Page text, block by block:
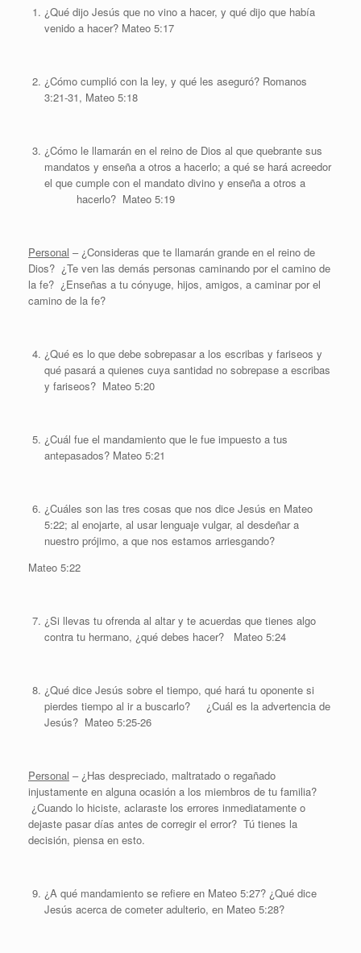
¿Qué dijo Jesús que no vino a hacer, y qué dijo que había
venido a hacer? Mateo 5:17
¿Cómo cumplió con la ley, y qué les aseguró? Romanos
3:21-31, Mateo 5:18
¿Cómo le llamarán en el reino de Dios al que quebrante sus
mandatos y enseña a otros a hacerlo; a qué se hará acreedor
el que cumple con el mandato divino y enseña a otros a
hacerlo? Mateo 5:19
Personal – ¿Consideras que te llamarán grande en el reino de
Dios? ¿Te ven las demás personas caminando por el camino de
la fe? ¿Enseñas a tu cónyuge, hijos, amigos, a caminar por el
camino de la fe?
¿Qué es lo que debe sobrepasar a los escribas y fariseos y
qué pasará a quienes cuya santidad no sobrepase a escribas
y fariseos? Mateo 5:20
¿Cuál fue el mandamiento que le fue impuesto a tus
antepasados? Mateo 5:21
¿Cuáles son las tres cosas que nos dice Jesús en Mateo
5:22; al enojarte, al usar lenguaje vulgar, al desdeñar a
nuestro prójimo, a que nos estamos arriesgando?
Mateo 5:22
¿Si llevas tu ofrenda al altar y te acuerdas que tienes algo
contra tu hermano, ¿qué debes hacer? Mateo 5:24
¿Qué dice Jesús sobre el tiempo, qué hará tu oponente si
pierdes tiempo al ir a buscarlo? ¿Cuál es la advertencia de
Jesús? Mateo 5:25-26
Personal – ¿Has despreciado, maltratado o regañado
injustamente en alguna ocasión a los miembros de tu familia?
¿Cuando lo hiciste, aclaraste los errores inmediatamente o
dejaste pasar días antes de corregir el error? Tú tienes la
decisión, piensa en esto.
¿A qué mandamiento se refiere en Mateo 5:27? ¿Qué dice
Jesús acerca de cometer adulterio, en Mateo 5:28?